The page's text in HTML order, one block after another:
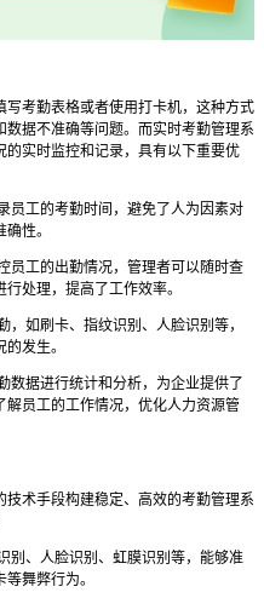
写考勤表格或者使用打卡机，这种方式
据不准确等问题。而实时考勤管理系
实时监控和记录，具有以下重要优
员工的考勤时间，避免了人为因素对
性。
员工的出勤情况，管理者可以随时查
处理，提高了工作效率。
如刷卡、指纹识别、人脸识别等，
发生。
数据进行统计和分析，为企业提供了
员工的工作情况，优化人力资源管
术手段构建稳定、高效的考勤管理系
别、人脸识别、虹膜识别等，能够准
舞弊行为。